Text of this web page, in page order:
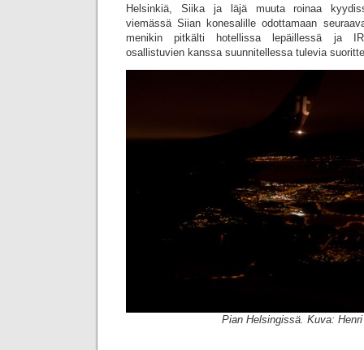
Helsinkiä, Siika ja läjä muuta roinaa
viemässä Siian konesalille odottamaan
menikin pitkälti hotellissa lepäillessä ja
osallistuvien kanssa suunnitellessa tulevia
Pian Helsingissä. Kuva: